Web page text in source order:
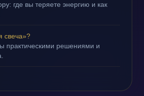
где вы теряете энергию и как
свеча»?
практическими решениями и